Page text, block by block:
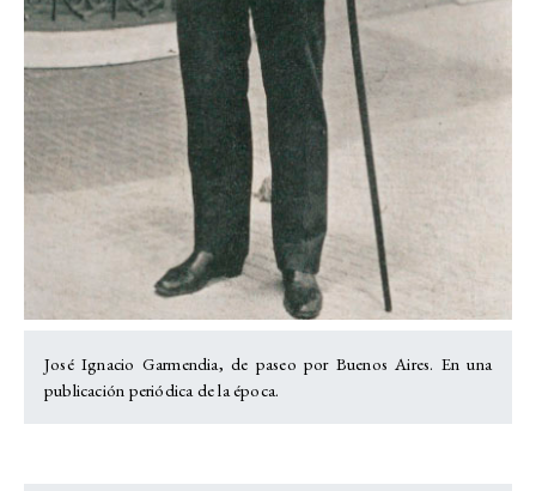
José Ignacio Garmendia, de paseo por Buenos Aires. En una
publicación periódica de la época.